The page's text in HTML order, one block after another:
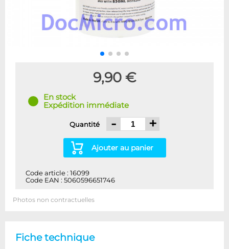
9,90 €
En stock
Expédition immédiate
Quantité - +
Ajouter au panier
Code article : 16099
Code EAN : 5060596651746
Photos non contractuelles
Fiche technique